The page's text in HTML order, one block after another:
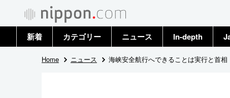
新着 カテゴリー
政治・外交
ニュース
トップ
In-depth
Home ニュース 海峡安全航行へできることは実行と首相